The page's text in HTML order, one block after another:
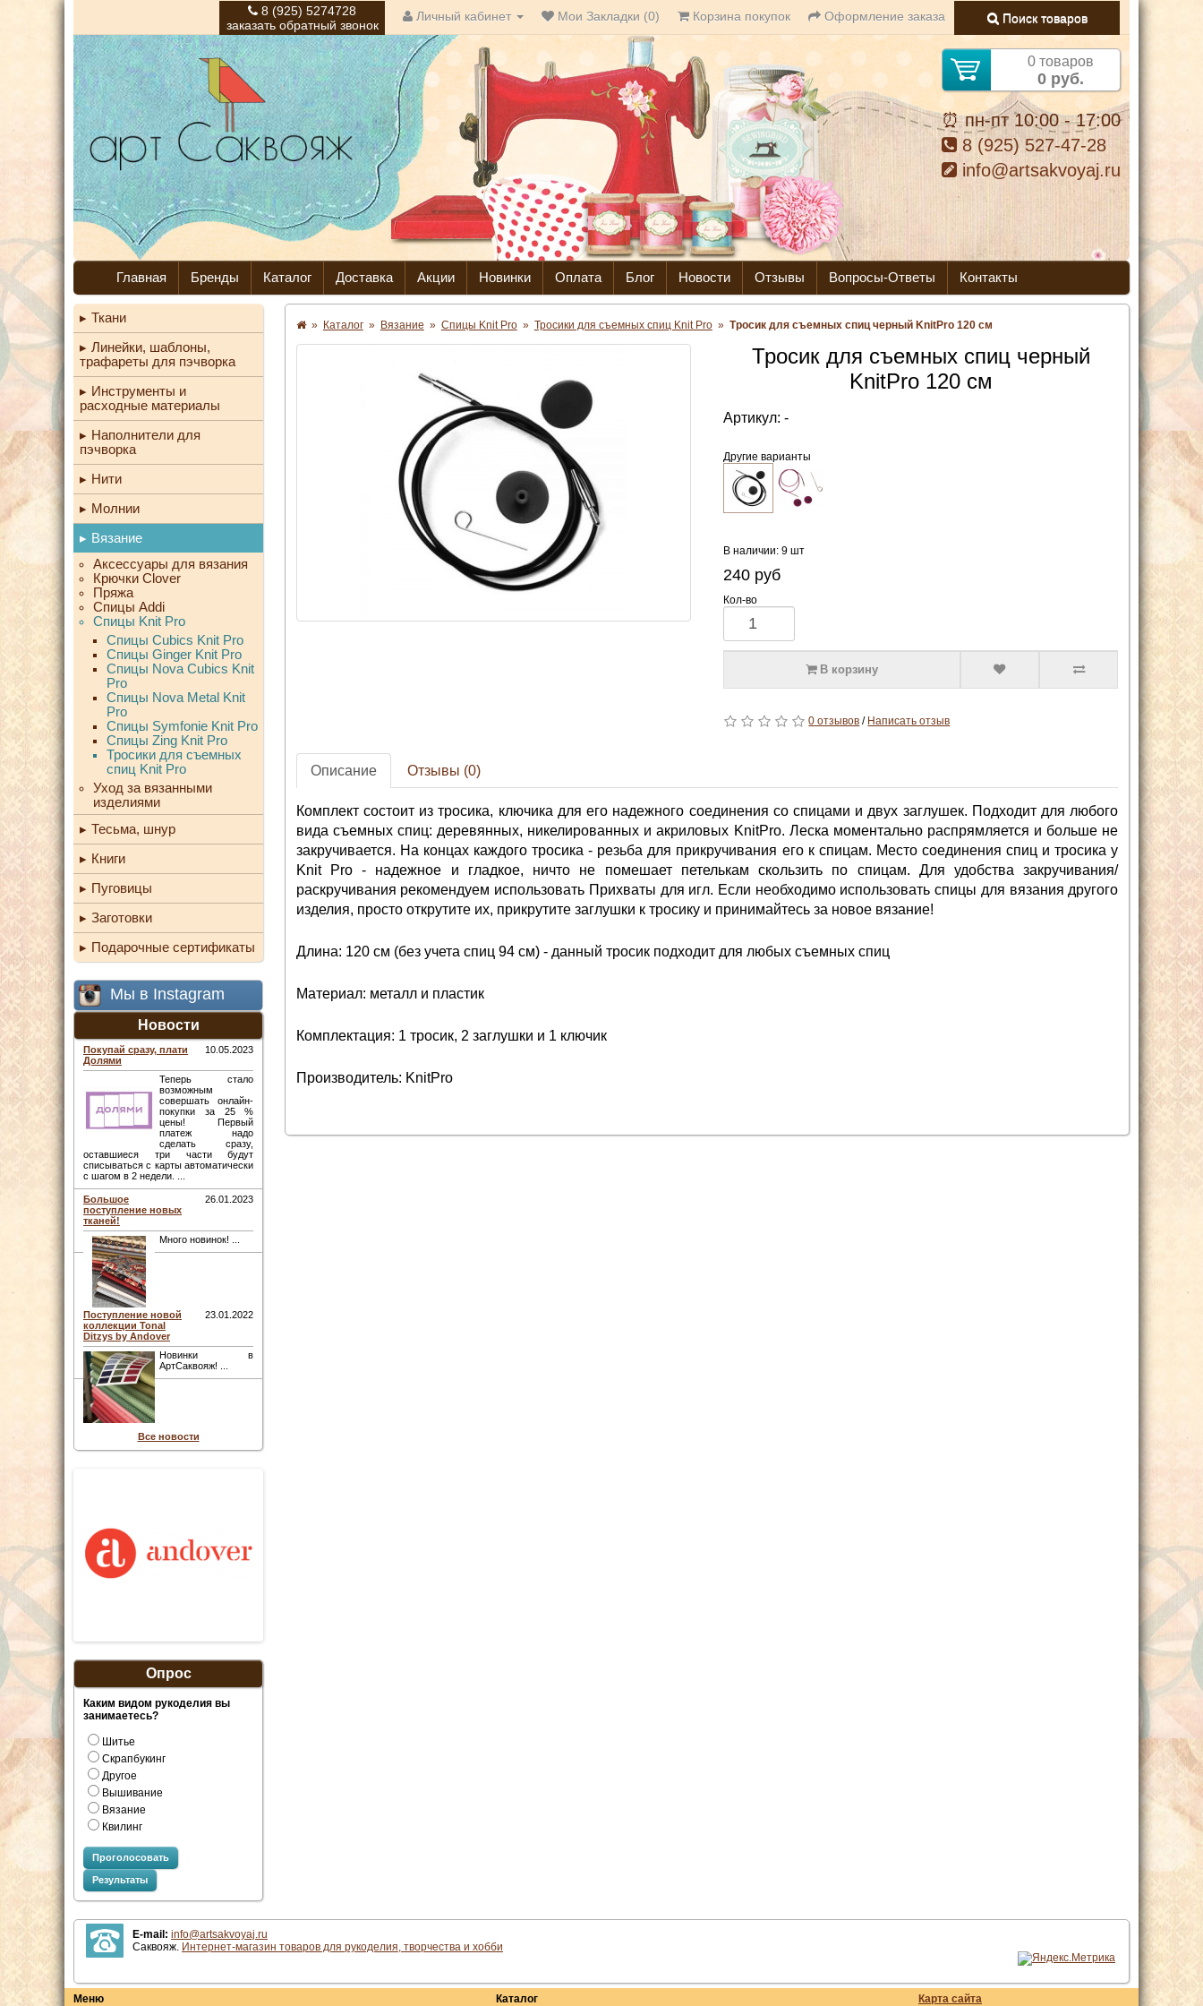
8 (925) 5274728
заказать обратный звонок
Личный кабинет Мои Закладки (0) Корзина покупок Оформление заказа Поиск товаров
0 товаров
0 руб.
⏰ пн-пт 10:00 - 17:00
8 (925) 527-47-28
info@artsakvoyaj.ru
Главная Бренды Каталог Доставка Акции Новинки Оплата Блог Новости Отзывы Вопросы-Ответы Контакты
Ткани
Линейки, шаблоны,
трафареты для пэчворка
Инструменты и
расходные материалы
Наполнители для
пэчворка
Нити
Молнии
Вязание
Аксессуары для вязания
Крючки Clover
Пряжа
Спицы Addi
Спицы Knit Pro
Спицы Cubics Knit Pro
Спицы Ginger Knit Pro
Спицы Nova Cubics Knit
Pro
Спицы Nova Metal Knit
Pro
Спицы Symfonie Knit Pro
Спицы Zing Knit Pro
Тросики для съемных
спиц Knit Pro
Уход за вязанными
изделиями
Тесьма, шнур
Книги
Пуговицы
Заготовки
Подарочные сертификаты
Мы в Instagram
Новости
Покупай сразу, плати
Долями
10.05.2023
Теперь стало
возможным
совершать онлайн-
покупки за 25 %
цены! Первый
платеж надо
сделать сразу,
оставшиеся три части будут
списываться с карты автоматически
с шагом в 2 недели. ...
Большое
поступление новых
тканей!
26.01.2023
Много новинок! ...
Поступление новой
коллекции Tonal
Ditzys by Andover
23.01.2022
Новинки в
АртСаквояж! ...
Все новости
Опрос
Каким видом рукоделия вы
занимаетесь?
Шитье
Скрапбукинг
Другое
Вышивание
Вязание
Квилинг
Проголосовать
Результаты
» Каталог » Вязание » Спицы Knit Pro » Тросики для съемных спиц Knit Pro » Тросик для съемных спиц черный KnitPro 120 см
Тросик для съемных спиц черный
KnitPro 120 см
Артикул:-
Другие варианты
В наличии: 9 шт
240 руб
Кол-во
В корзину
0 отзывов / Написать отзыв
Описание Отзывы (0)
Комплект состоит из тросика, ключика для его надежного соединения со спицами и двух заглушек. Подходит для любого
вида съемных спиц: деревянных, никелированных и акриловых KnitPro. Леска моментально распрямляется и больше не
закручивается. На концах каждого тросика - резьба для прикручивания его к спицам. Место соединения спиц и тросика у
Knit Pro - надежное и гладкое, ничто не помешает петелькам скользить по спицам. Для удобства закручивания/
раскручивания рекомендуем использовать Прихваты для игл. Если необходимо использовать спицы для вязания другого
изделия, просто открутите их, прикрутите заглушки к тросику и принимайтесь за новое вязание!
Длина: 120 см (без учета спиц 94 см) - данный тросик подходит для любых съемных спиц
Материал: металл и пластик
Комплектация: 1 тросик, 2 заглушки и 1 ключик
Производитель: KnitPro
E-mail: info@artsakvoyaj.ru
Саквояж. Интернет-магазин товаров для рукоделия, творчества и хобби
Меню
Каталог
Карта сайта